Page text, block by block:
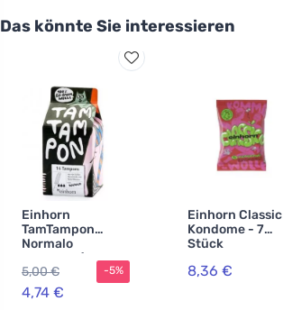
Das könnte Sie interessieren
Einhorn
TamTampon
Normalo
Tampons (16
Stück) -
hypoallergene
Bio-Baumwolle
5,00 €
4,74 €
-5%
Einhorn Classic
Kondome - 7
Stück
8,36 €